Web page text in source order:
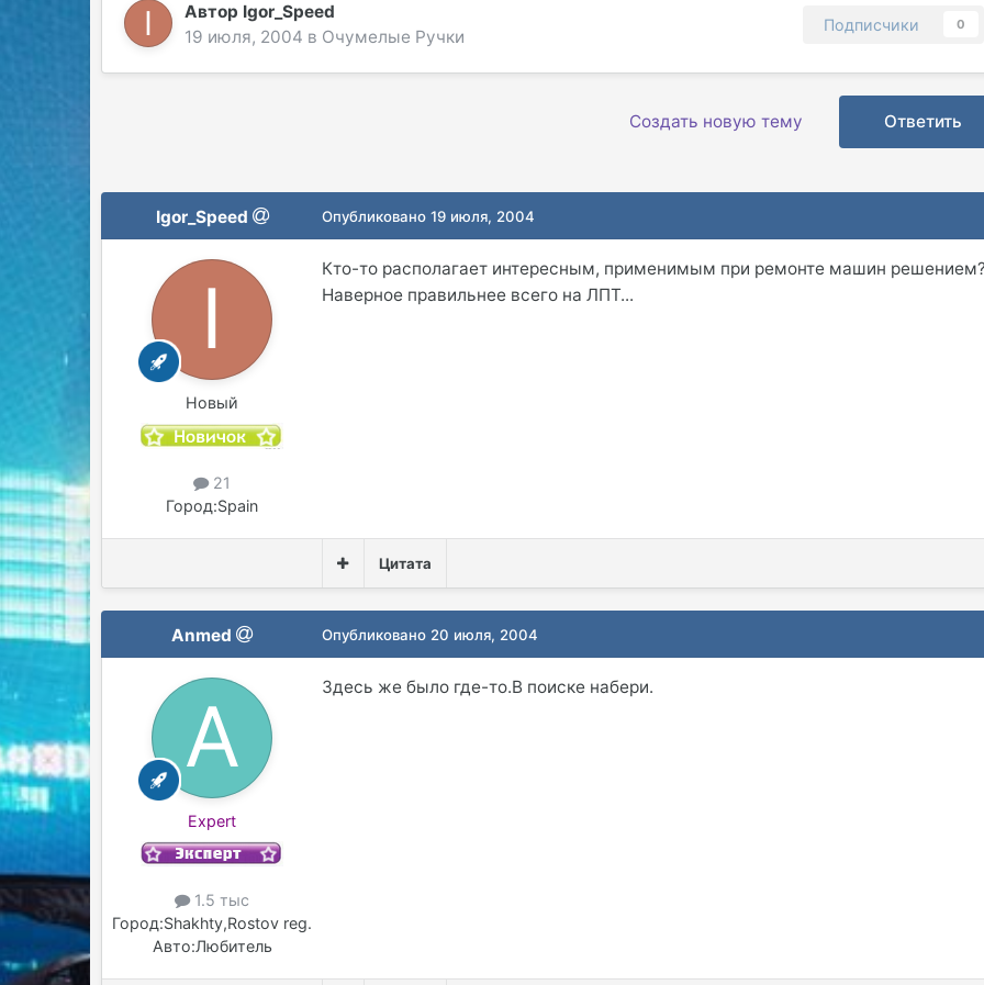
Автор Igor_Speed
19 июля, 2004 в Очумелые Ручки
Подписчики 0
Ответить
Создать новую тему
Igor_Speed
Новый
21
Город:Spain
Опубликовано19 июля, 2004
Кто-то располагает интересным, применимым при ремонте машин
Наверное правильнее всего на ЛПТ...
Цитата
Anmed
Expert
1.5 тыс
Город:Shakhty,Rostov reg.
Авто:Любитель
Опубликовано 20 июля, 2004
Здесь же было где-то.В поиске набери.